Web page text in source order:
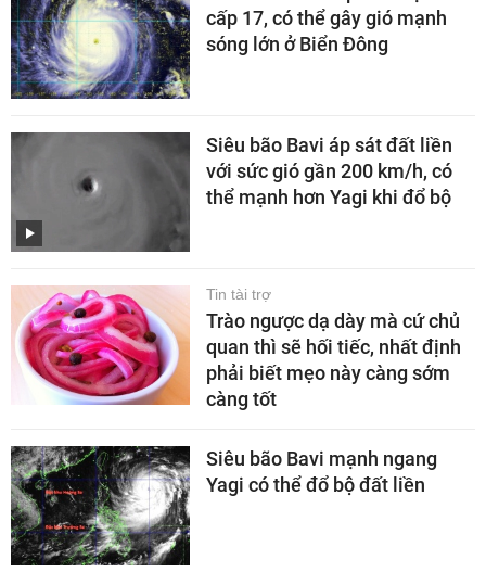
cấp 17, có thể gây gió mạnh
sóng lớn ở Biển Đông
Siêu bão Bavi áp sát đất liền
với sức gió gần 200 km/h, có
thể mạnh hơn Yagi khi đổ bộ
Tin tài trợ
Trào ngược dạ dày mà cứ chủ
quan thì sẽ hối tiếc, nhất định
phải biết mẹo này càng sớm
càng tốt
Siêu bão Bavi mạnh ngang
Yagi có thể đổ bộ đất liền